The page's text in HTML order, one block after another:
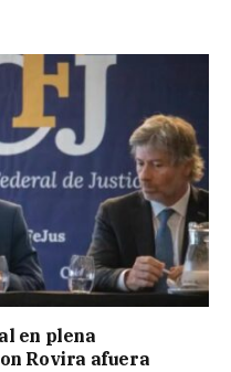
en plena
Rovira afuera